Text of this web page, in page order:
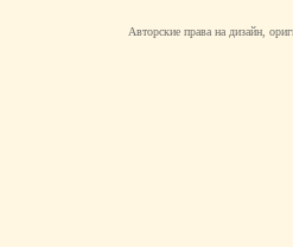
Авторские права на дизайн,